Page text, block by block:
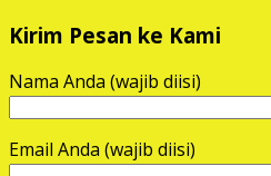
Kirim Pesan ke Kami
Nama Anda (wajib diisi)
Email Anda (wajib diisi)